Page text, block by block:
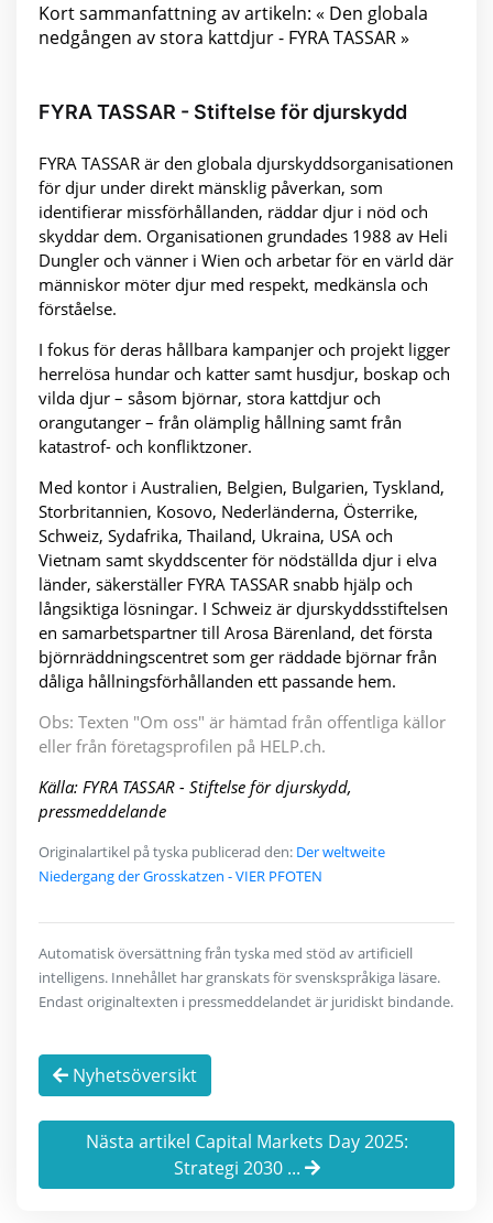
Kort sammanfattning av artikeln: « Den globala
nedgången av stora kattdjur - FYRA TASSAR »
FYRA TASSAR - Stiftelse för djurskydd
FYRA TASSAR är den globala djurskyddsorganisationen
för djur under direkt mänsklig påverkan, som
identifierar missförhållanden, räddar djur i nöd och
skyddar dem. Organisationen grundades 1988 av Heli
Dungler och vänner i Wien och arbetar för en värld där
människor möter djur med respekt, medkänsla och
förståelse.
I fokus för deras hållbara kampanjer och projekt ligger
herrelösa hundar och katter samt husdjur, boskap och
vilda djur – såsom björnar, stora kattdjur och
orangutanger – från olämplig hållning samt från
katastrof- och konfliktzoner.
Med kontor i Australien, Belgien, Bulgarien, Tyskland,
Storbritannien, Kosovo, Nederländerna, Österrike,
Schweiz, Sydafrika, Thailand, Ukraina, USA och
Vietnam samt skyddscenter för nödställda djur i elva
länder, säkerställer FYRA TASSAR snabb hjälp och
långsiktiga lösningar. I Schweiz är djurskyddsstiftelsen
en samarbetspartner till Arosa Bärenland, det första
björnräddningscentret som ger räddade björnar från
dåliga hållningsförhållanden ett passande hem.
Obs: Texten "Om oss" är hämtad från offentliga källor
eller från företagsprofilen på HELP.ch.
Källa: FYRA TASSAR - Stiftelse för djurskydd,
pressmeddelande
Originalartikel på tyska publicerad den: Der weltweite
Niedergang der Grosskatzen - VIER PFOTEN
Automatisk översättning från tyska med stöd av artificiell
intelligens. Innehållet har granskats för svenskspråkiga läsare.
Endast originaltexten i pressmeddelandet är juridiskt bindande.
Nyhetsöversikt
Nästa artikel Capital Markets Day 2025:
Strategi 2030 ...